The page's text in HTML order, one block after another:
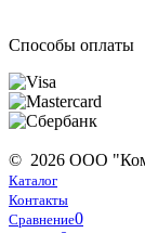
Способы оплаты
© 2026 ООО
Каталог
Контакты
Сравнение0